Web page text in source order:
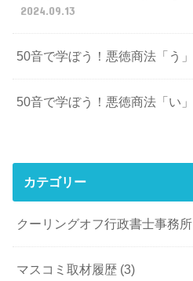
2024.09.13
50音で学ぼう！悪徳商法「う」
50音で学ぼう！悪徳商法「い」
カテゴリー
クーリングオフ行政書士事務所
マスコミ取材履歴 (3)